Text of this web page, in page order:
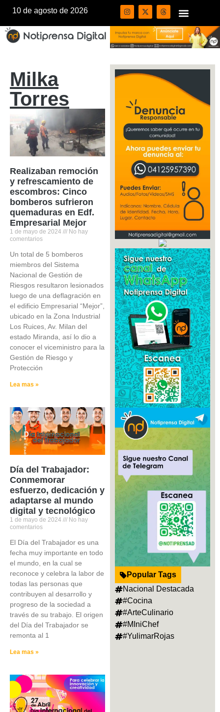
10 de agosto de 2026
Milka
Torres
Realizaban remoción
y refrescamiento de
escombros: Cinco
bomberos sufrieron
quemaduras en Edf.
Empresarial Mejor
1 de mayo de 2024
No hay
comentarios
Un total de 5 bomberos
miembros del Sistema
Nacional de Gestión de
Riesgos resultaron lesionados
luego de una deflagración en
el edificio Empresarial “Mejor”,
ubicado en la Zona Industrial
Los Ruices, Av. Milan del
estado Miranda, así lo dio a
conocer el viceministro para la
Gestión de Riesgo y
Protección
Lea mas »
Día del Trabajador:
Conmemorar
esfuerzo, dedicación y
adaptarse al mundo
digital y tecnológico
1 de mayo de 2024
No hay
comentarios
El Día del Trabajador es una
fecha muy importante en todo
el mundo, en la cual se
reconoce y celebra la labor de
todas las personas que
contribuyen al desarrollo y
progreso de la sociedad a
través de su trabajo. El origen
del Día del Trabajador se
remonta al 1
Lea mas »
Popular Tags
Nacional Destacada
#Cocina
#ArteCulinario
#MIniChef
#YulimarRojas